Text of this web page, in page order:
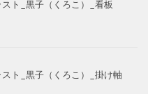
ト_黒子（くろこ）_看板
ト_黒子（くろこ）_掛け軸